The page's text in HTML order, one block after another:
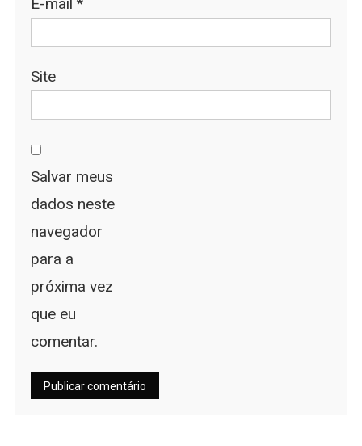
Site
Salvar meus
dados neste
navegador
para a
próxima vez
que eu
comentar.